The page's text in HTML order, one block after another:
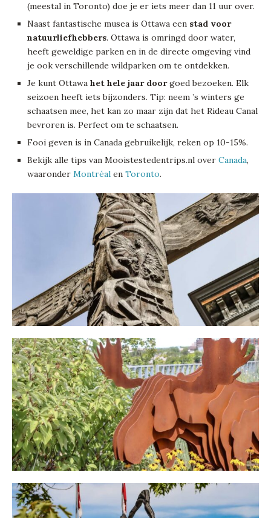
(meestal in Toronto) doe je er iets meer dan 11 uur over.
Naast fantastische musea is Ottawa een stad voor
natuurliefhebbers. Ottawa is omringd door water,
heeft geweldige parken en in de directe omgeving vind
je ook verschillende wildparken om te ontdekken.
Je kunt Ottawa het hele jaar doorgoed bezoeken. Elk
seizoen heeft iets bijzonders. Tip: neem ’s winters ge
schaatsen mee, het kan zo maar zijn dat het Rideau Canal
bevroren is. Perfect om te schaatsen.
Fooi geven is in Canada gebruikelijk, reken op 10-15%.
Bekijk alle tips van Mooistestedentrips.nl over Canada,
waaronder Montréal en Toronto.